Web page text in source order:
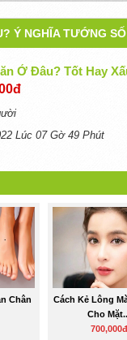
Ý NGHĨA TƯỚNG SỐ
Ở Đâu? Tốt Hay
Lúc 07 Gờ 49 Phút
Chân
Cách Kẻ Lông
Cho
700,000đ